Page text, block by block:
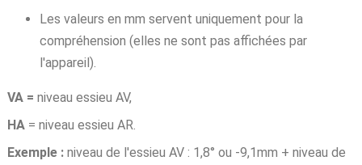
Les valeurs en mm servent uniquement pour la
compréhension (elles ne sont pas affichées par
l'appareil).
VA = niveau essieu AV,
HA = niveau essieu AR.
Exemple :niveau de l'essieu AV : 1,8° ou -9,1mm + niveau de